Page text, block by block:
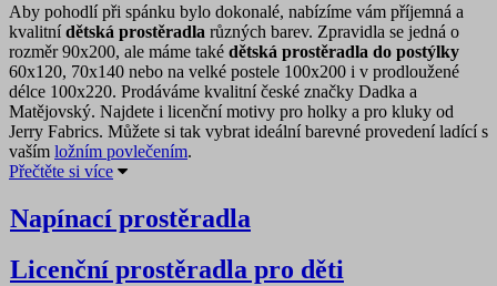
Aby pohodlí při spánku bylo dokonalé, nabízíme vám příjemná a
kvalitnídětská prostěradla různých barev. Zpravidla se jedná o
rozměr 90x200, ale máme také dětská prostěradla do postýlky
60x120, 70x140 nebo na velké postele 100x200 i v prodloužené
délce 100x220. Prodáváme kvalitní české značky Dadka a
Matějovský. Najdete i licenční motivy pro holky a pro kluky od
Jerry Fabrics. Můžete si tak vybrat ideální barevné provedeníladící s
vaším ložním povlečením.
Přečtěte si více
Napínací prostěradla
Licenční prostěradla pro děti